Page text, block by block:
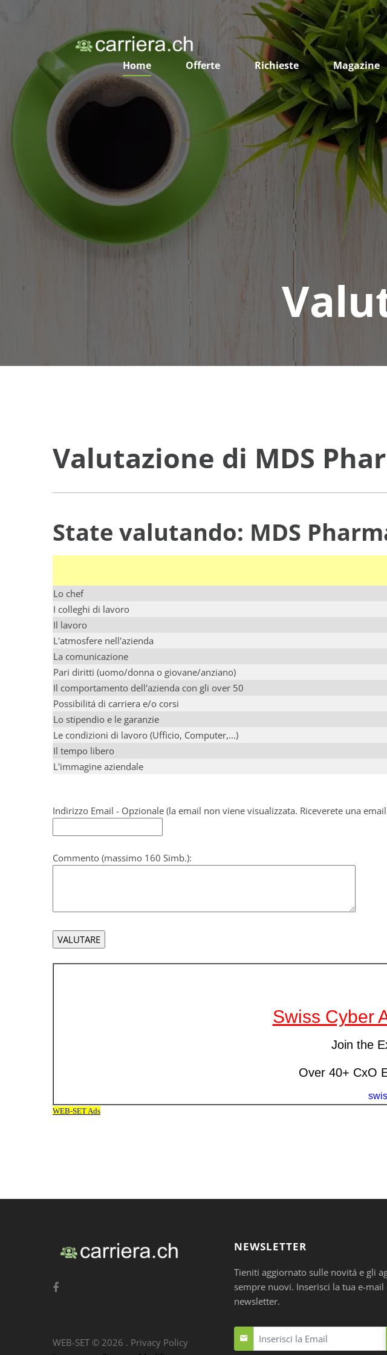
Home Offerte Richieste Magazine
Valutazione di MDS
State valutando: MDS
Lo chef
I colleghi di lavoro
Il lavoro
L'atmosfere nell'azienda
La comunicazione
Pari diritti (uomo/donna o giovane/anziano)
Il comportamento dell'azienda con gli over 50
Possibilitá di carriera e/o corsi
Lo stipendio e le garanzie
Le condizioni di lavoro (Ufficio, Computer,...)
Il tempo libero
L'immagine aziendale
Indirizzo Email - Opzionale (la email non viene visualizzata. Riceverete una
Commento (massimo 160 Simb.):
NEWSLETTER
Tieniti aggiornato sulle novitá e gli
sempre nuovi. Inserisci la tua e-
newsletter.
WEB-SET © 2026 . Privacy Policy